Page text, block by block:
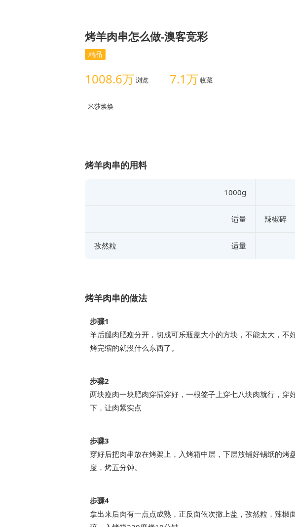
烤羊肉串怎么做-澳客竞彩
精品
1008.6万 浏览 7.1万 收藏
米莎焕焕
烤羊肉串的用料
1000g
适量 辣椒碎
孜然粒 适量
烤羊肉串的做法
步骤1
羊后腿肉肥瘦分开，切成可乐瓶盖大小的方块，不能太大，不
烤完缩的就没什么东西了。
步骤2
两块瘦肉一块肥肉穿插穿好，一根签子上穿七八块肉就行，穿
下，让肉紧实点
步骤3
穿好后把肉串放在烤架上，入烤箱中层，下层放铺好锡纸的烤
度，烤五分钟。
步骤4
拿出来后肉有一点点成熟，正反面依次撒上盐，孜然粒，辣椒